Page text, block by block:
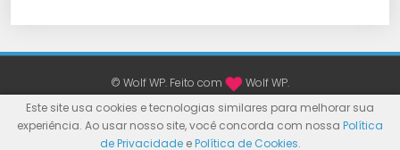
© Wolf WP. Feito com
Wolf WP.
Este site usa cookies e tecnologias similares para melhorar sua
experiência. Ao usar nosso site, você concorda com nossa Política
de PrivacidadeePolítica de Cookies.